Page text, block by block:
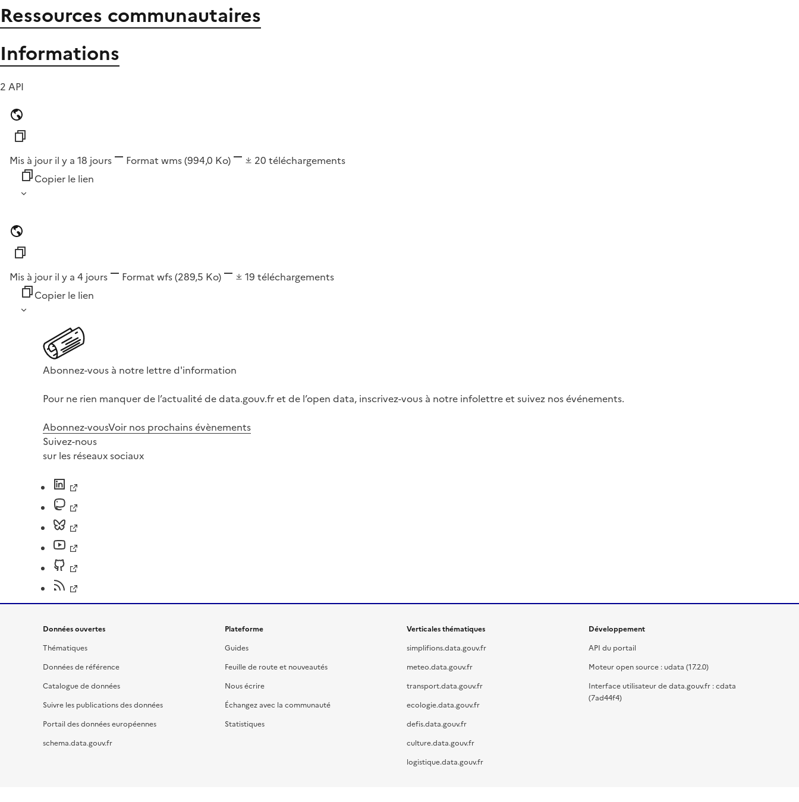
Ressources communautaires
Informations
2 API
Mis à jour il y a 18 jours Format wms(994,0 Ko) 20 téléchargements
Copier le lien
Mis à jour il y a 4 jours Format wfs(289,5 Ko) 19 téléchargements
Copier le lien
Abonnez-vous à notre lettre d'information
Pour ne rien manquer de l’actualité de data.gouv.fr et de l’open data, inscrivez-vous à notre infolettre et suivez nos événements.
Abonnez-vousVoir nos prochains évènements
Suivez-nous
sur les réseaux sociaux
Données ouvertes
Thématiques
Données de référence
Catalogue de données
Suivre les publications des données
Portail des données européennes
schema.data.gouv.fr
Plateforme
Guides
Feuille de route et nouveautés
Nous écrire
Échangez avec la communauté
Statistiques
Verticales thématiques
simplifions.data.gouv.fr
meteo.data.gouv.fr
transport.data.gouv.fr
ecologie.data.gouv.fr
defis.data.gouv.fr
culture.data.gouv.fr
logistique.data.gouv.fr
Développement
API du portail
Moteur open source : udata (17.2.0)
Interface utilisateur de data.gouv.fr : cdata
(7ad44f4)